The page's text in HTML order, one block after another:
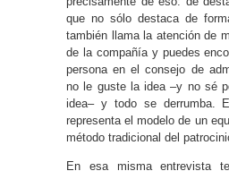
que no sólo destaca de
también llama la atención de
de la compañía y puedes
persona en el consejo de
no le guste la idea –y no sé
idea– y todo se derrumba.
representa el modelo de un
método tradicional del
En esa misma entrevista